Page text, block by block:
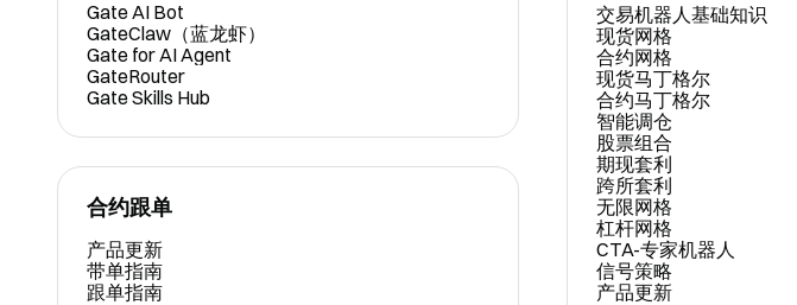
Gate AI Bot
GateClaw（蓝龙虾）
Gate for AI Agent
GateRouter
Gate Skills Hub
合约跟单
产品更新
带单指南
跟单指南
交易机器人基础知识
现货网格
合约网格
现货马丁格尔
合约马丁格尔
智能调仓
股票组合
期现套利
跨所套利
无限网格
杠杆网格
CTA-专家机器人
信号策略
产品更新